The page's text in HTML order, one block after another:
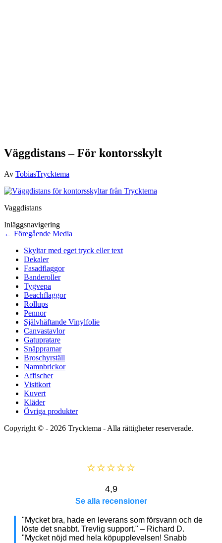
Väggdistans – För kontorsskylt
Av TobiasTrycktema
Vaggdistans
Inläggsnavigering
← Föregående Media
Skyltar med eget tryck eller text
Dekaler
Fasadflaggor
Banderoller
Tygvepa
Beachflaggor
Rollups
Pennor
Självhäftande Vinylfolie
Canvastavlor
Gatupratare
Snäppramar
Broschyrställ
Namnbrickor
Affischer
Visitkort
Kuvert
Kläder
Övriga produkter
Copyright © - 2026 Trycktema - Alla rättigheter reserverade.
⭐⭐⭐⭐⭐
4,9
Se alla recensioner
"Mycket bra, hade en leverans som försvann och de
löste det snabbt. Trevlig support." – Richard D.
"Mycket nöjd med hela köpupplevelsen! Snabb